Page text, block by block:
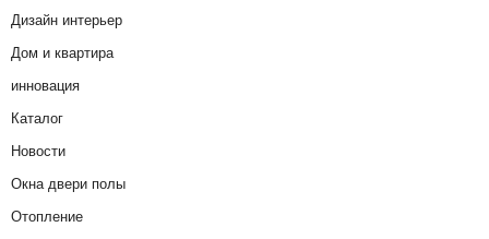
Дизайн интерьер
Дом и квартира
инновация
Каталог
Новости
Окна двери полы
Отопление